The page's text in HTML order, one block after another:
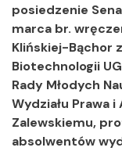
posiedzenie
marca br.
Klińskiej-Bąchor
Biotechnologii
Rady Młodych
Wydziału Prawa
Zalewskiemu,
absolwentów